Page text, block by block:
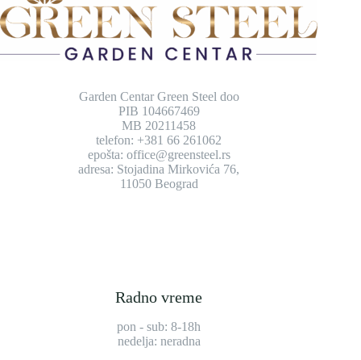
Garden Centar Green Steel doo
PIB 104667469
MB 20211458
telefon: +381 66 261062
epošta: office@greensteel.rs
adresa: Stojadina Mirkovića 76,
11050 Beograd
Radno vreme
pon - sub: 8-18h
nedelja: neradna